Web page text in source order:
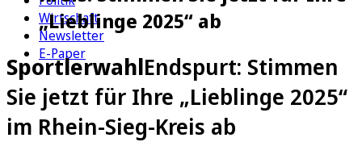
Wirtschaft
Newsletter
E-Paper
„Lieblinge 2025“ ab
SportlerwahlEndspurt: Stimmen
Sie jetzt für Ihre „Lieblinge 2025“
im Rhein-Sieg-Kreis ab